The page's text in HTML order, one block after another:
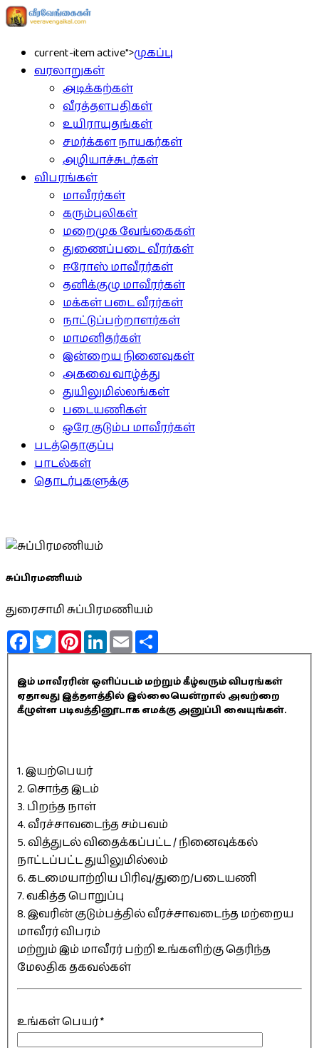
current-item active">முகப்பு
வரலாறுகள்
அடிக்கற்கள்
வீரத்தளபதிகள்
உயிராயுதங்கள்
சமர்க்கள நாயகர்கள்
அழியாச்சுடர்கள்
விபரங்கள்
மாவீரர்கள்
கரும்புலிகள்
மறைமுக வேங்கைகள்
துணைப்படை வீரர்கள்
ஈரோஸ் மாவீரர்கள்
தனிக்குழு மாவீரர்கள்
மக்கள் படை வீரர்கள்
நாட்டுப்பற்றாளர்கள்
மாமனிதர்கள்
இன்றைய நினைவுகள்
அகவை வாழ்த்து
துயிலுமில்லங்கள்
படையணிகள்
ஒரே குடும்ப மாவீரர்கள்
படத்தொகுப்பு
பாடல்கள்
தொடர்புகளுக்கு
சுப்பிரமணியம்
துரைசாமி சுப்பிரமணியம்
FacebookTwitterPinterestLinkedInEmail
இம் மாவீரரின் ஒளிப்படம் மற்றும் கீழ்வரும் விபரங்கள்
ஏதாவது இத்தளத்தில் இல்லையென்றால் அவற்றை
கீழுள்ள படிவத்தினூடாக எமக்கு அனுப்பி வையுங்கள்.
1. இயற்பெயர்
2. சொந்த இடம்
3. பிறந்த நாள்
4. வீரச்சாவடைந்த சம்பவம்
5. வித்துடல் விதைக்கப்பட்ட / நினைவுக்கல்
நாட்டப்பட்ட துயிலுமில்லம்
6. கடமையாற்றிய பிரிவு/துறை/படையணி
7. வகித்த பொறுப்பு
8. இவரின் குடும்பத்தில் வீரச்சாவடைந்த மற்றைய
மாவீரர் விபரம்
மற்றும் இம் மாவீரர் பற்றி உங்களிற்கு தெரிந்த
மேலதிக தகவல்கள்
உங்கள் பெயர்*